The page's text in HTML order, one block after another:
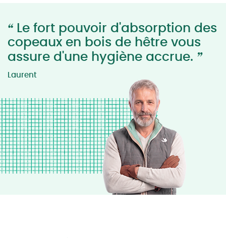
“ Le fort pouvoir d'absorption des
copeaux en bois de hêtre vous
assure d'une hygiène accrue. ”
Laurent